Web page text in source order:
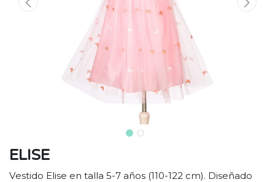
ELISE
Vestido Elise en talla 5-7 años (110-122 cm). Diseñado